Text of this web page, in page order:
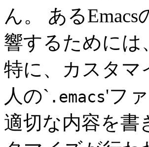
ん。 ある
響するためには
特に、カスタマ
人の` .emacs'フ
適切な内容を書